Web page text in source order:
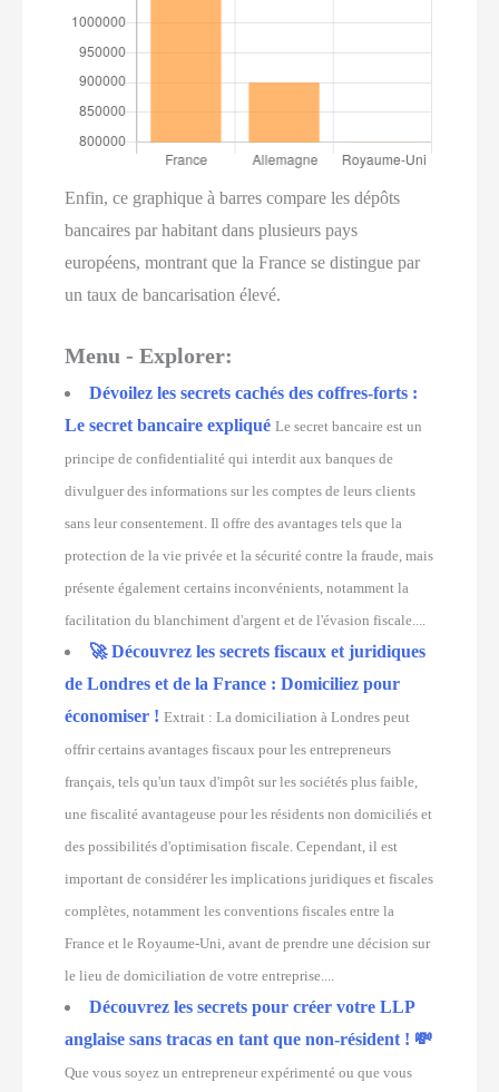
Enfin, ce graphique à barres compare les dépôts
bancaires par habitant dans plusieurs pays
européens, montrant que la France se distingue par
un taux de bancarisation élevé.
Menu - Explorer:
Dévoilez les secrets cachés des coffres-forts :
Le secret bancaire expliqué Le secret bancaire est un
principe de confidentialité qui interdit aux banques de
divulguer des informations sur les comptes de leurs clients
sans leur consentement. Il offre des avantages tels que la
protection de la vie privée et la sécurité contre la fraude, mais
présente également certains inconvénients, notamment la
facilitation du blanchiment d'argent et de l'évasion fiscale....
🚀 Découvrez les secrets fiscaux et juridiques
de Londres et de la France : Domiciliez pour
économiser ! Extrait : La domiciliation à Londres peut
offrir certains avantages fiscaux pour les entrepreneurs
français, tels qu'un taux d'impôt sur les sociétés plus faible,
une fiscalité avantageuse pour les résidents non domiciliés et
des possibilités d'optimisation fiscale. Cependant, il est
important de considérer les implications juridiques et fiscales
complètes, notamment les conventions fiscales entre la
France et le Royaume-Uni, avant de prendre une décision sur
le lieu de domiciliation de votre entreprise....
Découvrez les secrets pour créer votre LLP
anglaise sans tracas en tant que non-résident ! 💸
Que vous soyez un entrepreneur expérimenté ou que vous